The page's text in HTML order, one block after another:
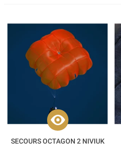
SECOURS OCTAGON 2 NIVIUK